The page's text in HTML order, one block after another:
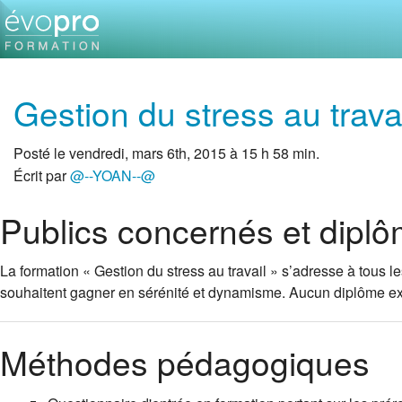
Gestion du stress au
Posté le vendredi, mars 6th, 2015 à 15 h 58 min.
Écrit par@--YOAN--@
Publics concernés et
La formation « Gestion du stress au travail » s’adresse à tous
souhaitent gagner en sérénité et dynamisme. Aucun diplôme
Méthodes pédagogiques